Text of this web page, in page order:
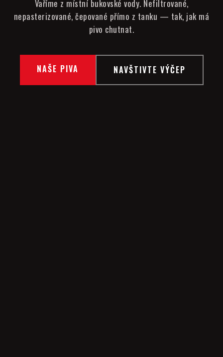
Vaříme z místní bukovské vody. Nefiltrované,
nepasterizované, čepované přímo z tanku — tak, jak má
pivo chutnat.
NAŠE PIVA NAVŠTIVTE VÝČEP